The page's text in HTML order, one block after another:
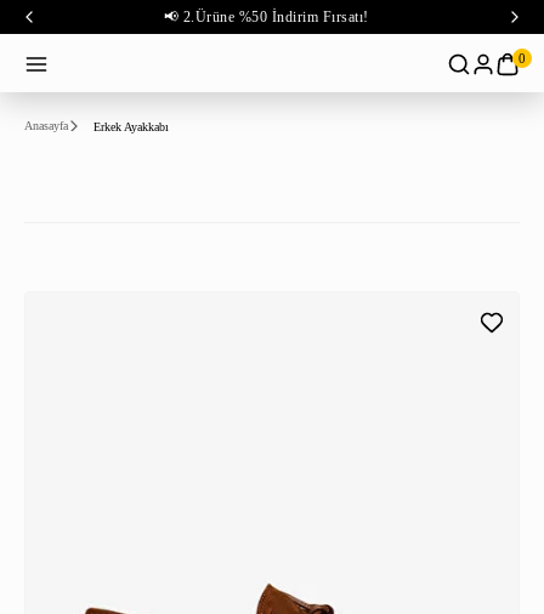
📢 2.Ürüne %50 İndirim Fırsatı!
0
Anasayfa Erkek Ayakkabı